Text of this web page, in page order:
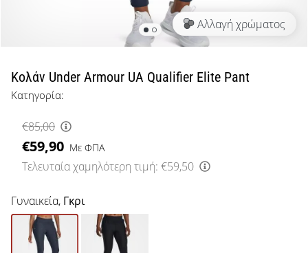
μπάσκετ
όπως
εμείς;
μαζί
μας
ως
πρεσβευτής
μάρκας
μας.
Αλλαγή χρώματος
Κολάν Under Armour UA Qualifier Elite Pant
Κατηγορία:
€85,00
€59,90 Με ΦΠΑ
Τελευταία χαμηλότερη τιμή: €59,50
Γυναικεία, Γκρι